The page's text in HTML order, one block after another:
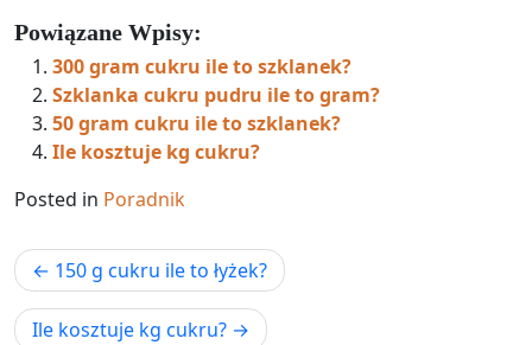
Powiązane Wpisy:
300 gram cukru ile to szklanek?
Szklanka cukru pudru ile to gram?
50 gram cukru ile to szklanek?
Ile kosztuje kg cukru?
Posted in Poradnik
Nawigacja
wpisu
150 g cukru ile to łyżek?
Ile kosztuje kg cukru?